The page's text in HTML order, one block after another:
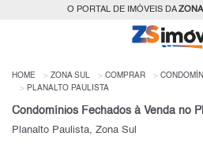
O PORTAL DE IMÓVEIS DA
HOME ZONA SUL COMPRAR
PLANALTO PAULISTA
Planalto Paulista, Zona Sul